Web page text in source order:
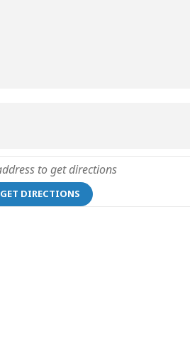
GET DIRECTIONS